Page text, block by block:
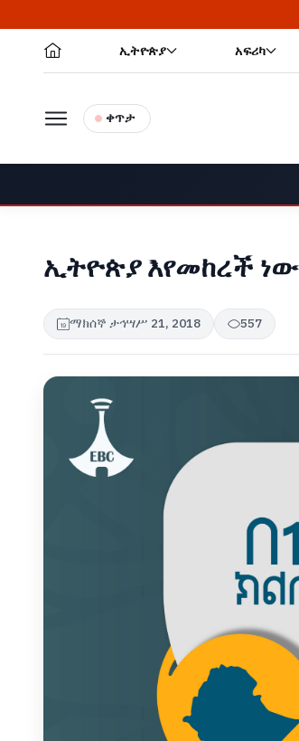
ኢትዮጵያ አፍሪካ
ቀጥታ
ኢትዮጵያ እየመከረች ነው
ማክሰኞ ታኅሣሥ 21, 2018 557